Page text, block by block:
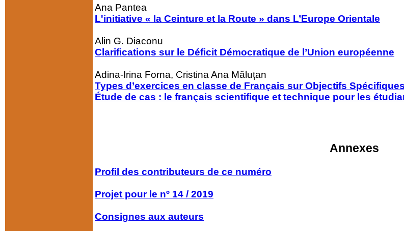
Ana Pantea
L'initiative « la Ceinture et la Route » dans L’Europe Orientale
Alin G. Diaconu
Clarifications sur le Déficit Démocratique de l’Union européenne
Adina-Irina Forna, Cristina Ana Măluțan
Types d’exercices en classe de Français sur Objectifs
Étude de cas : le français scientifique et technique pour les
Annexes
Profil des contributeurs de ce numéro
Projet pour le nº 14 / 2019
Consignes aux auteurs